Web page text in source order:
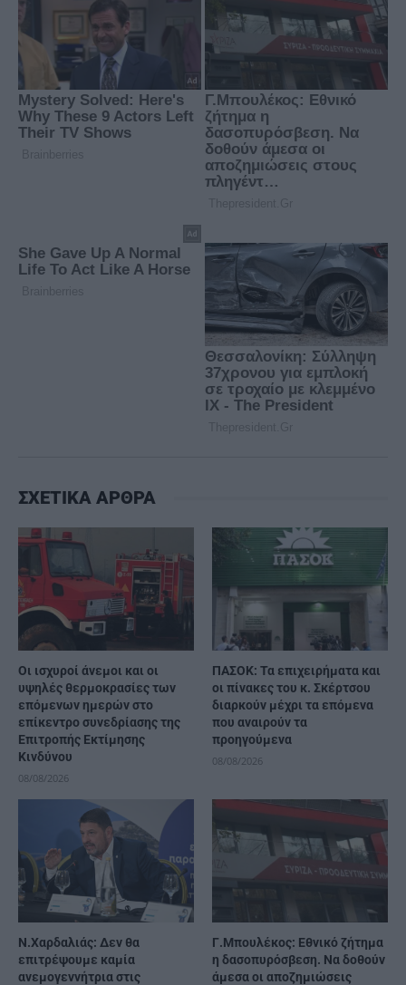
ΣΧΕΤΙΚΑ ΑΡΘΡΑ
Οι ισχυροί άνεμοι και οι
υψηλές θερμοκρασίες των
επόμενων ημερών στο
επίκεντρο συνεδρίασης της
Επιτροπής Εκτίμησης
Κινδύνου
08/08/2026
ΠΑΣΟΚ: Τα επιχειρήματα και
οι πίνακες του κ. Σκέρτσου
διαρκούν μέχρι τα επόμενα
που αναιρούν τα
προηγούμενα
08/08/2026
Ν.Χαρδαλιάς: Δεν θα
επιτρέψουμε καμία
ανεμογεννήτρια στις
Γ.Μπουλέκος: Εθνικό ζήτημα
η δασοπυρόσβεση. Να δοθούν
άμεσα οι αποζημιώσεις